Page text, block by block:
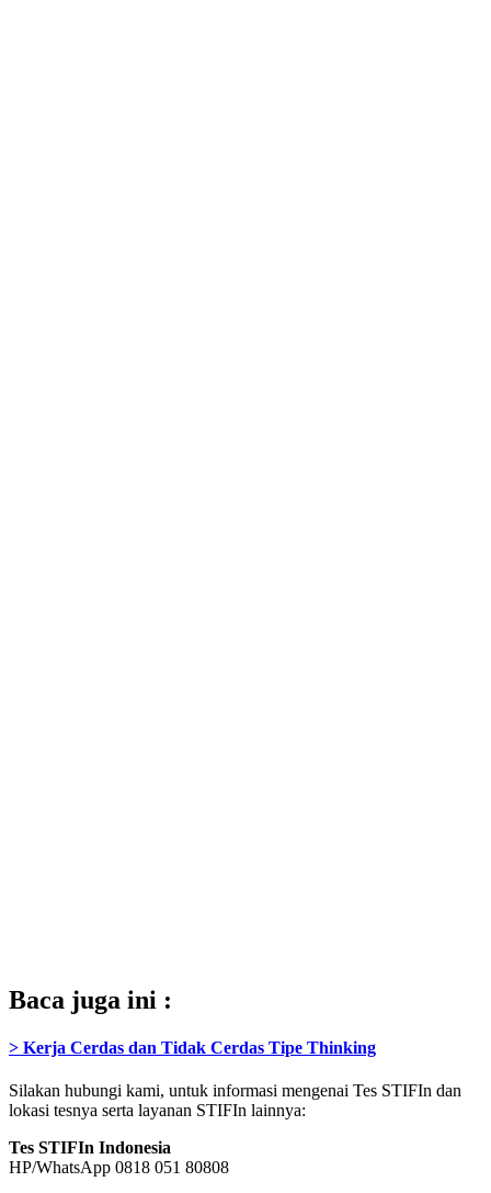
Baca juga ini :
> Kerja Cerdas dan Tidak Cerdas Tipe Thinking
Silakan hubungi kami, untuk informasi mengenai Tes STIFIn dan
lokasi tesnya serta layanan STIFIn lainnya:
Tes STIFIn Indonesia
HP/WhatsApp 0818 051 80808